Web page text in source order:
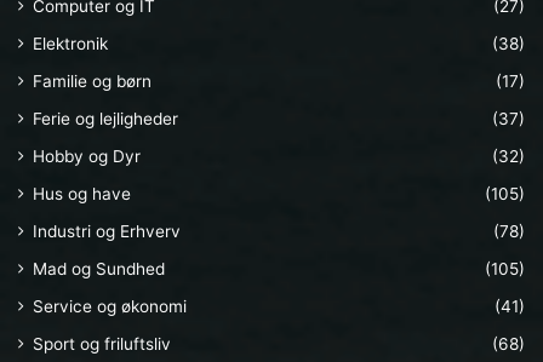
Computer og IT
(27)
Elektronik
(38)
Familie og børn
(17)
Ferie og lejligheder
(37)
Hobby og Dyr
(32)
Hus og have
(105)
Industri og Erhverv
(78)
Mad og Sundhed
(105)
Service og økonomi
(41)
Sport og friluftsliv
(68)